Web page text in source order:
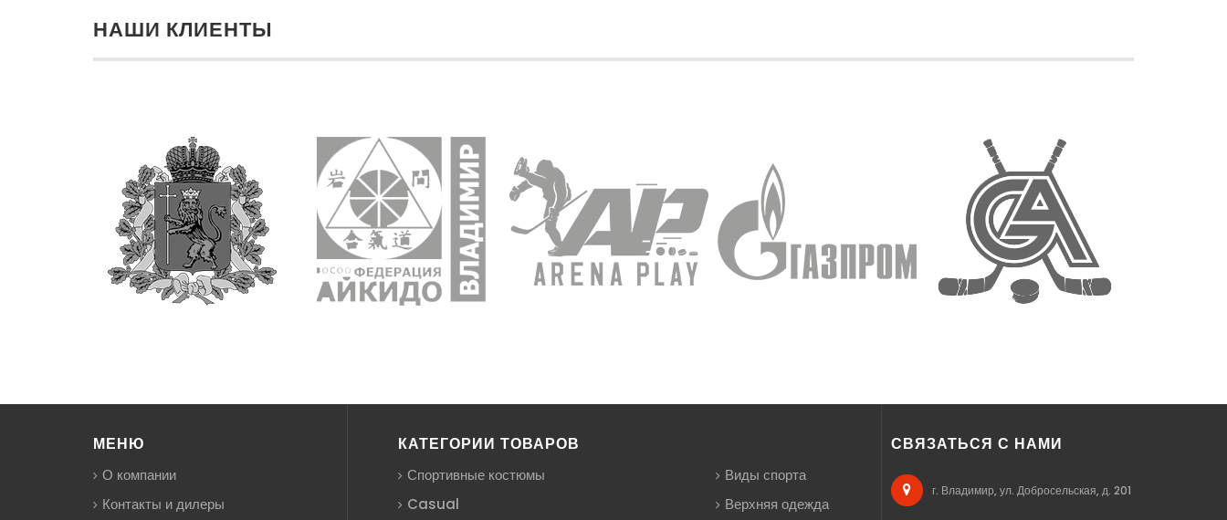
НАШИ КЛИЕНТЫ
МЕНЮ
О компании
Контакты и дилеры
КАТЕГОРИИ ТОВАРОВ
Спортивные костюмы
Casual
Виды спорта
Верхняя одежда
СВЯЗАТЬСЯ С НАМИ
г. Владимир, ул. Добросельская, д. 201